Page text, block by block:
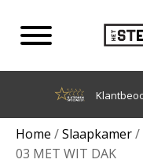
Home /Slaapkamer/
03 MET WIT DAK